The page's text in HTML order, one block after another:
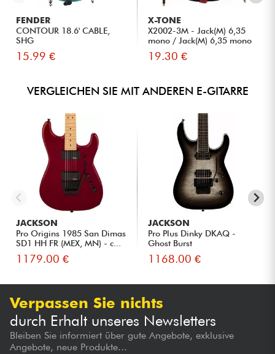
FENDER
CONTOUR 18.6' CABLE,
SHG
15.99 €
X-TONE
X2002-3M - Jack(M) 6,35
mono / Jack(M) 6,35 mono
S...
19.30 €
VERGLEICHEN SIE MIT ANDEREN E-GITARRE
JACKSON
Pro Origins 1985 San Dimas
SD1 HH FR (MEX, MN) - c...
1179.00 €
JACKSON
Pro Plus Dinky DKAQ -
Ghost Burst
1168.00 €
Verpassen Sie nichts
durch Erhalt unseres Newsletters
Bleiben Sie informiert über gute Angebote, exklusive
Angebote, neue Produkte...